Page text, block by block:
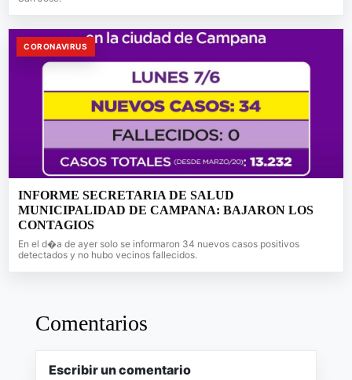
CORONAVIRUS
INFORME SECRETARIA DE SALUD
MUNICIPALIDAD DE CAMPANA: BAJARON LOS
CONTAGIOS
En el d�a de ayer solo se informaron 34 nuevos casos positivos
detectados y no hubo vecinos fallecidos.
Comentarios
Escribir un comentario